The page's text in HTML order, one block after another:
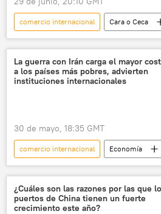
comercio internacional
Cara o Ceca
Manuel Adorni
Santa Fe
Mercosur
Unión Europea (UE)
comercio
política
La guerra con Irán carga el mayor
a los países más pobres, advierten
instituciones internacionales
30 de mayo, 18:35 GMT
comercio internacional Economía
Irán
📈 Mercados y finanzas
📰 Escalada entre EEUU, Israel e Irán
🌍 Oriente Medio
🛡️ Zonas de
¿Cuáles son las razones por las que
puertos de China tienen un fuerte
crecimiento este año?